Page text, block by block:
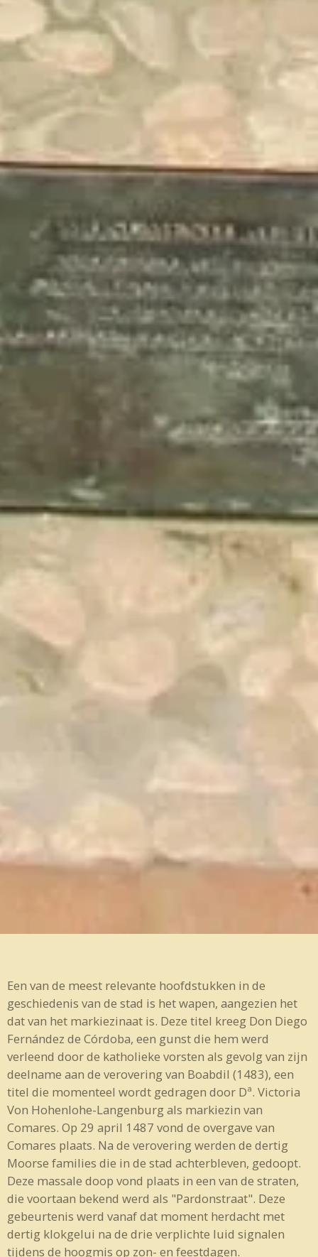
Een van de meest relevante hoofdstukken in de
geschiedenis van de stad is het wapen, aangezien het
dat van het markiezinaat is. Deze titel kreeg Don Diego
Fernández de Córdoba, een gunst die hem werd
verleend door de katholieke vorsten als gevolg van zijn
deelname aan de verovering van Boabdil (1483), een
titel die momenteel wordt gedragen door Dª. Victoria
Von Hohenlohe-Langenburg als markiezin van
Comares. Op 29 april 1487 vond de overgave van
Comares plaats. Na de verovering werden de dertig
Moorse families die in de stad achterbleven, gedoopt.
Deze massale doop vond plaats in een van de straten,
die voortaan bekend werd als "Pardonstraat". Deze
gebeurtenis werd vanaf dat moment herdacht met
dertig klokgelui na de drie verplichte luid signalen
tijdens de hoogmis op zon- en feestdagen.